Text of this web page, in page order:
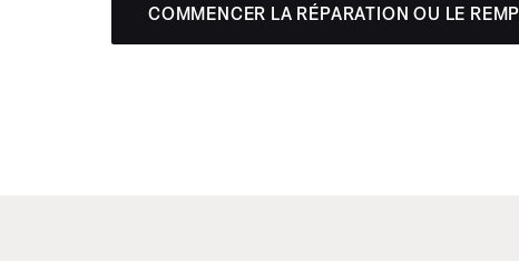
COMMENCER LA RÉPARATION OU LE